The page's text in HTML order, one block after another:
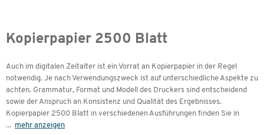
Kopierpapier 2500 Blatt
Auch im digitalen Zeitalter ist ein Vorrat an Kopierpapier in der Regel
notwendig. Je nach Verwendungszweck ist auf unterschiedliche Aspekte zu
achten. Grammatur, Format und Modell des Druckers sind entscheidend
sowie der Anspruch an Konsistenz und Qualität des Ergebnisses.
Kopierpapier 2500 Blatt in verschiedenen Ausführungen finden Sie in
... mehr anzeigen